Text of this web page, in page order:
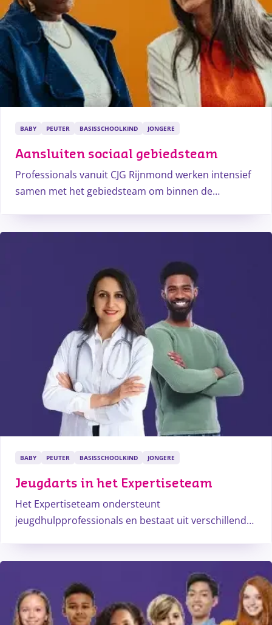
BABY PEUTER BASISSCHOOLKIND JONGERE
Aansluiten sociaal gebiedsteam
Professionals vanuit CJG Rijnmond werken intensief
samen met het gebiedsteam om binnen de
BABY PEUTER BASISSCHOOLKIND JONGERE
Jeugdarts in het Expertiseteam
Het Expertiseteam ondersteunt
jeugdhulpprofessionals en bestaat uit verschillende
jeugdhulpprofessional om een passend advies.